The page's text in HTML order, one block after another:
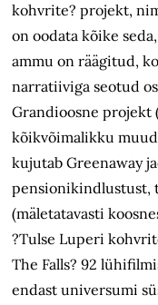
kohvrite? projekt,
on oodata kõike
ammu on räägitud,
narratiiviga seotud
Grandioosne projekt
kõikvõimalikku
kujutab Greenaway
pensionikindlustust,
(mäletatavasti
?Tulse Luperi
The Falls? 92
endast universumi